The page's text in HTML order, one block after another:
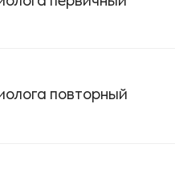
повторный